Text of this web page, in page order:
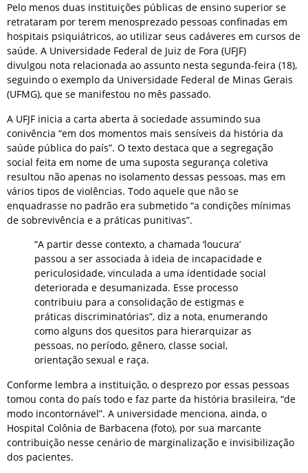
Pelo menos duas instituições públicas de ensino superior se
retrataram por terem menosprezado pessoas confinadas em
hospitais psiquiátricos, ao utilizar seus cadáveres em cursos de
saúde. A Universidade Federal de Juiz de Fora (UFJF)
divulgou nota relacionada ao assunto nesta segunda-feira (18),
seguindo o exemplo da Universidade Federal de Minas Gerais
(UFMG), que se manifestou no mês passado.
A UFJF inicia a carta aberta à sociedade assumindo sua
conivência “em dos momentos mais sensíveis da história da
saúde pública do país”. O texto destaca que a segregação
social feita em nome de uma suposta segurança coletiva
resultou não apenas no isolamento dessas pessoas, mas em
vários tipos de violências. Todo aquele que não se
enquadrasse no padrão era submetido “a condições mínimas
de sobrevivência e a práticas punitivas”.
“A partir desse contexto, a chamada ‘loucura’
passou a ser associada à ideia de incapacidade e
periculosidade, vinculada a uma identidade social
deteriorada e desumanizada. Esse processo
contribuiu para a consolidação de estigmas e
práticas discriminatórias”, diz a nota, enumerando
como alguns dos quesitos para hierarquizar as
pessoas, no período, gênero, classe social,
orientação sexual e raça.
Conforme lembra a instituição, o desprezo por essas pessoas
tomou conta do país todo e faz parte da história brasileira, “de
modo incontornável”. A universidade menciona, ainda, o
Hospital Colônia de Barbacena (foto), por sua marcante
contribuição nesse cenário de marginalização e invisibilização
dos pacientes.